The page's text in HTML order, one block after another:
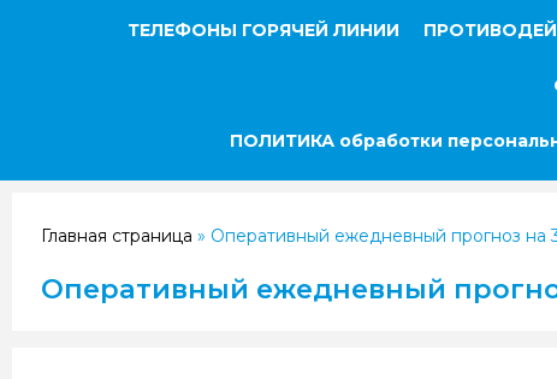
ТЕЛЕФОНЫ ГОРЯЧЕЙ ЛИНИИ
ПОЛИТИКА обработки
Главная страница » Оперативный ежедневный прогноз на
Оперативный ежедневный